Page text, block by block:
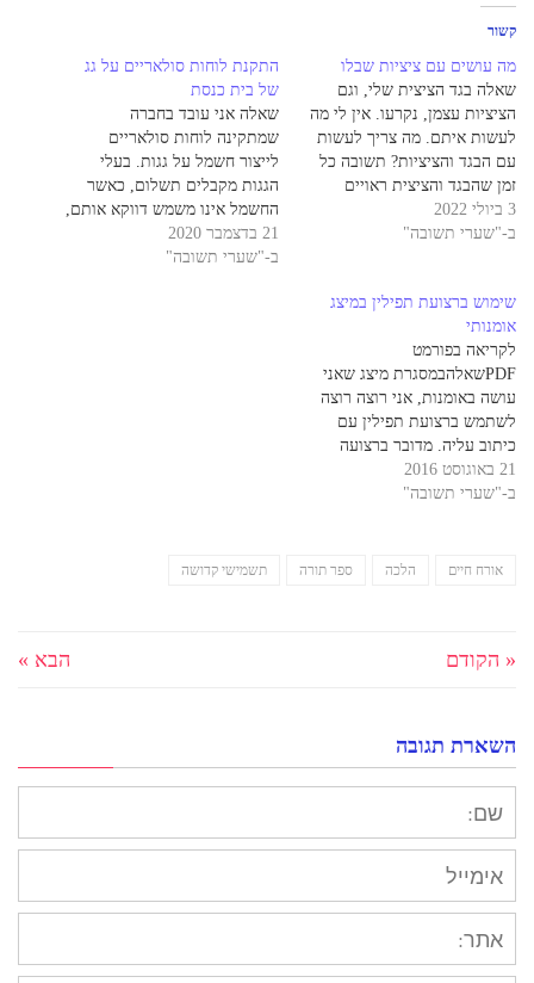
קשור
מה עושים עם ציציות שבלו
שאלה בגד הציצית שלי, וגם
הציציות עצמן, נקרעו. אין לי מה
לעשות איתם. מה צריך לעשות
עם הבגד והציציות? תשובה כל
זמן שהבגד והציצית ראויים
לשימוש, אין לזרוק אותם כלל,
ואם רוצים, ניתן להתיר מהם את
הדין, ניתן לזרוק לאשפה.
הידור…
3 ביולי 2022
ב-"שערי תשובה"
התקנת לוחות סולאריים על גג
של בית כנסת
שאלה אני עובד בחברה
שמתקינה לוחות סולאריים
לייצור חשמל על גגות. בעלי
הגגות מקבלים תשלום, כאשר
החשמל אינו משמש דווקא אותם,
אלא מתחבר לרשת החשמל
הארצית. הרבה מוסדות ציבור
21 בדצמבר 2020
ב-"שערי תשובה"
שימוש ברצועת תפילין במיצג
אומנותי
לקריאה בפורמט
PDFשאלהבמסגרת מיצג שאני
עושה באומנות, אני רוצה רוצה
לשתמש ברצועת תפילין עם
כיתוב עליה. מדובר ברצועה
אמיתית של תפילין. האם מותר
לעשות את זה?תשובהראשית, יש
היה אפשר להשתמש בהן למיצג
21 באוגוסט 2016
ב-"שערי תשובה"
אורח חיים הלכה ספר תורה תשמישי קדושה
« הקודם הבא »
השארת תגובה